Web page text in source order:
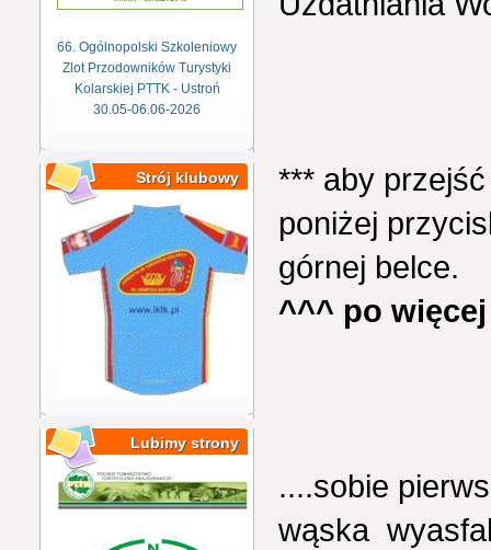
66. Ogólnopolski Szkoleniowy
Zlot Przodowników Turystyki
Kolarskiej PTTK - Ustroń
30.05-06.06-2026
Strój klubowy
Lubimy strony
*** aby
poniżej
górnej belce.
^^^ po
....sobie
wąska